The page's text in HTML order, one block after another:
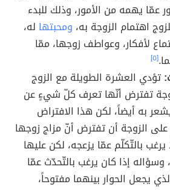
عمّا يهمه من الأمور، وذلك للبدء
اهتمام الزوجة به، ومحبتها له،
لأفكار، وعواطف زوجها، ممّا
[٥]
تؤدي العشرة الطويلة مع الزوج
تفترض أنّها تعرف كلّ شيءٍ عن
به أيضاً، لكن هذا الافتراض
الزوجة أن تفترض أنّ مزاج زوجها
بالتّكلّم عمّا يزعجه، لكن عليها
وسؤاله إذا كان يرغب بالتّحدّث عمّا
يجعل الحوار بينهما مفتوحاً،